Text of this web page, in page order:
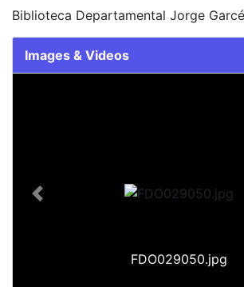
Biblioteca Departamental Jorge
Images & Videos
FDO029050.jpg
Previous